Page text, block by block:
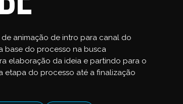
animação de intro para canal do
base do processo na busca
elaboração da ideia e partindo para o
etapa do processo até a finalização